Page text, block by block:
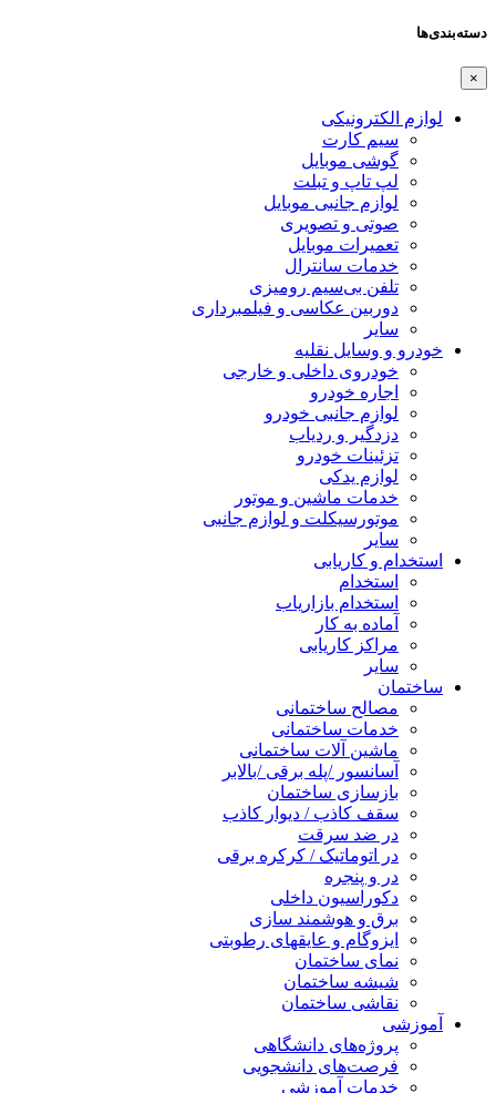
دسته‌بندی‌ها
×
لوازم الکترونیکی
سیم کارت
گوشی موبایل
لپ تاپ و تبلت
لوازم جانبی موبایل
صوتی و تصویری
تعمیرات موبایل
خدمات سانترال
تلفن بی‌سیم رومیزی
دوربین عکاسی و فیلمبرداری
سایر
خودرو و وسایل نقلیه
خودروی داخلی و خارجی
اجاره خودرو
لوازم جانبی خودرو
دزدگیر و ردیاب
تزئینات خودرو
لوازم یدکی
خدمات ماشین و موتور
موتورسیکلت و لوازم جانبی
سایر
استخدام و کاریابی
استخدام
استخدام بازاریاب
آماده به کار
مراکز کاریابی
سایر
ساختمان
مصالح ساختمانی
خدمات ساختمانی
ماشین آلات ساختمانی
آسانسور /پله برقی /بالابر
بازسازی ساختمان
سقف کاذب / دیوار کاذب
در ضد سرقت
در اتوماتیک / کرکره برقی
در و پنجره
دکوراسیون داخلی
برق و هوشمند سازی
ایزوگام و عایقهای رطوبتی
نمای ساختمان
شیشه ساختمان
نقاشی ساختمان
آموزشی
پروژه‌های دانشگاهی
فرصت‌های دانشجویی
خدمات آموزشی